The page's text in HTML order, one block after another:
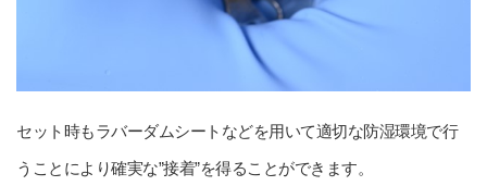
セット時もラバーダムシートなどを用いて適切な防湿環境で行
うことにより確実な”接着”を得ることができます。